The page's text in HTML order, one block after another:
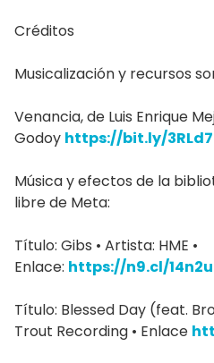
Créditos
Musicalización y recursos
Venancia, de Luis Enrique
Godoy https://bit.ly/
Música y efectos de la
libre de Meta:
Título: Gibs • Artista: HME •
Enlace: https://n9.cl/14n2u
Título: Blessed Day (feat.
Trout Recording • Enlace